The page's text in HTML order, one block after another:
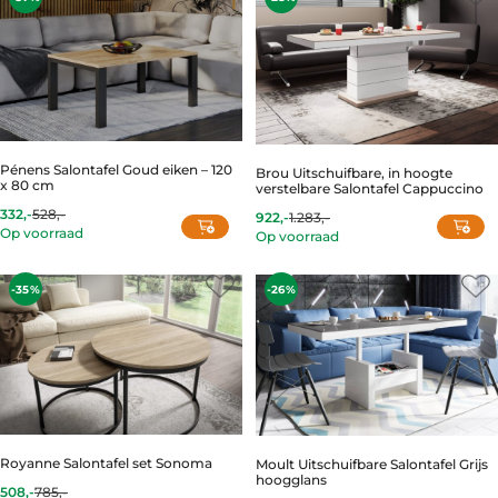
Pénens Salontafel Goud eiken – 120
x 80 cm
332,-
Current
price
528,-
Original
price
Op voorraad
Brou Uitschuifbare, in hoogte
verstelbare Salontafel Cappuccino
922,-
Current
price
922,-.
1.283,-
Original
price
1.283,-.
Op voorraad
-35%
Royanne Salontafel set Sonoma
508,-785,-
-26%
Moult Uitschuifbare Salontafel Grijs
hoogglans